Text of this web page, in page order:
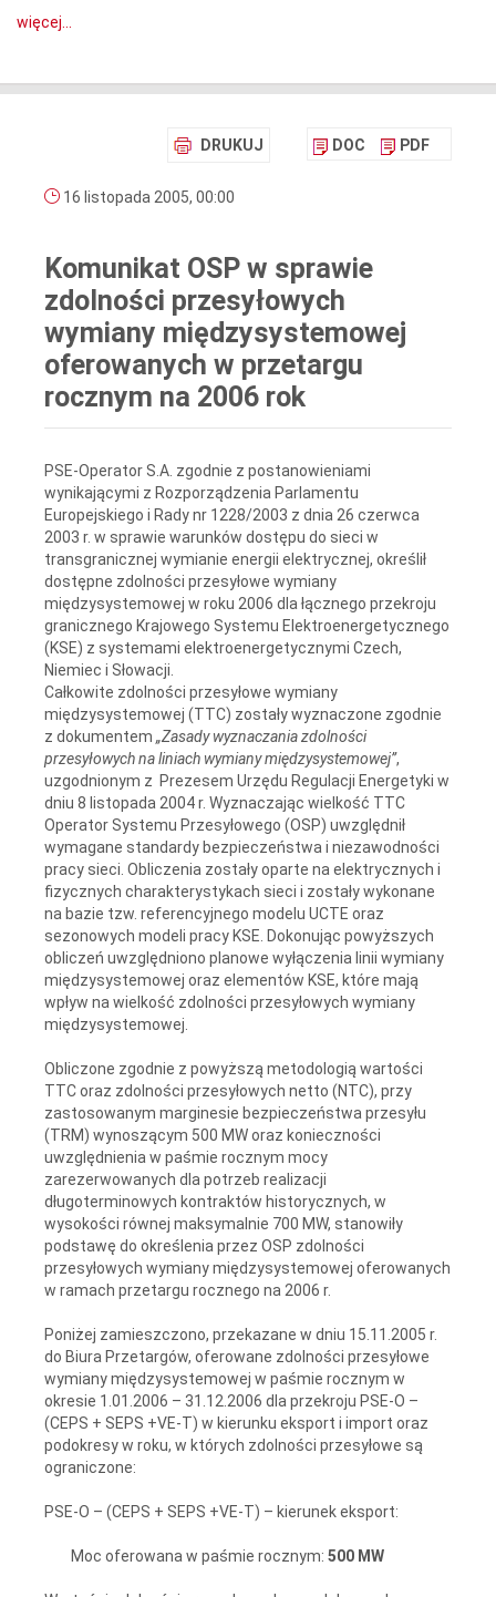
więcej...
DRUKUJ DOC PDF
16 listopada 2005, 00:00
Komunikat OSP w sprawie
zdolności przesyłowych
wymiany międzysystemowej
oferowanych w przetargu
rocznym na 2006 rok
PSE-Operator S.A. zgodnie z postanowieniami
wynikającymi z Rozporządzenia Parlamentu
Europejskiego i Rady nr 1228/2003 z dnia 26 czerwca
2003 r. w sprawie warunków dostępu do sieci w
transgranicznej wymianie energii elektrycznej, określił
dostępne zdolności przesyłowe wymiany
międzysystemowej w roku 2006 dla łącznego przekroju
granicznego Krajowego Systemu Elektroenergetycznego
(KSE) z systemami elektroenergetycznymi Czech,
Niemiec i Słowacji.
Całkowite zdolności przesyłowe wymiany
międzysystemowej (TTC) zostały wyznaczone zgodnie
z dokumentem „Zasady wyznaczania zdolności
przesyłowych na liniach wymiany międzysystemowej”,
uzgodnionym z Prezesem Urzędu Regulacji Energetyki w
dniu 8 listopada 2004 r. Wyznaczając wielkość TTC
Operator Systemu Przesyłowego (OSP) uwzględnił
wymagane standardy bezpieczeństwa i niezawodności
pracy sieci. Obliczenia zostały oparte na elektrycznych i
fizycznych charakterystykach sieci i zostały wykonane
na bazie tzw. referencyjnego modelu UCTE oraz
sezonowych modeli pracy KSE. Dokonując powyższych
obliczeń uwzględniono planowe wyłączenia linii wymiany
międzysystemowej oraz elementów KSE, które mają
wpływ na wielkość zdolności przesyłowych wymiany
międzysystemowej.
Obliczone zgodnie z powyższą metodologią wartości
TTC oraz zdolności przesyłowych netto (NTC), przy
zastosowanym marginesie bezpieczeństwa przesyłu
(TRM) wynoszącym 500 MW oraz konieczności
uwzględnienia w paśmie rocznym mocy
zarezerwowanych dla potrzeb realizacji
długoterminowych kontraktów historycznych, w
wysokości równej maksymalnie 700 MW, stanowiły
podstawę do określenia przez OSP zdolności
przesyłowych wymiany międzysystemowej oferowanych
w ramach przetargu rocznego na 2006 r.
Poniżej zamieszczono, przekazane w dniu 15.11.2005 r.
do Biura Przetargów, oferowane zdolności przesyłowe
wymiany międzysystemowej w paśmie rocznym w
okresie 1.01.2006 – 31.12.2006 dla przekroju PSE-O –
(CEPS + SEPS +VE-T) w kierunku eksport i import oraz
podokresy w roku, w których zdolności przesyłowe są
ograniczone:
PSE-O – (CEPS + SEPS +VE-T) – kierunek eksport:
Moc oferowana w paśmie rocznym: 500 MW